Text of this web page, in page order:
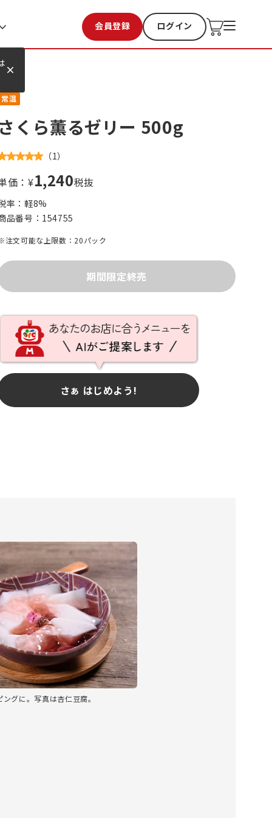
会員登録 ログイン
お気に入り 過去購入
常温
さくら薫るゼリー 500g
（1）
価：¥1,240税抜
率：軽8%
品番号： 154755
注文可能な上限数：20パック
期間限定終売
さぁ はじめよう!
グに。写真は杏仁豆腐。